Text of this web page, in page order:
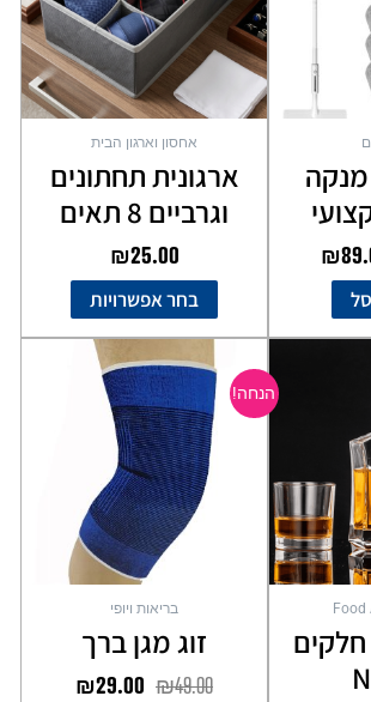
₪
אחסון וארגון הבית
ארגונית תחתונים
וגרביים 8 תאים
₪25.00
בחר אפשרויות
ניתן
לבחור
את
בעמוד
סט ויסקי 3 חלקים
הנוכחיהנחה!
בריאות ויופי
זוג מגן ברך
₪49.00
המחיר
המקורי
היה:
₪49.00.
₪29.00